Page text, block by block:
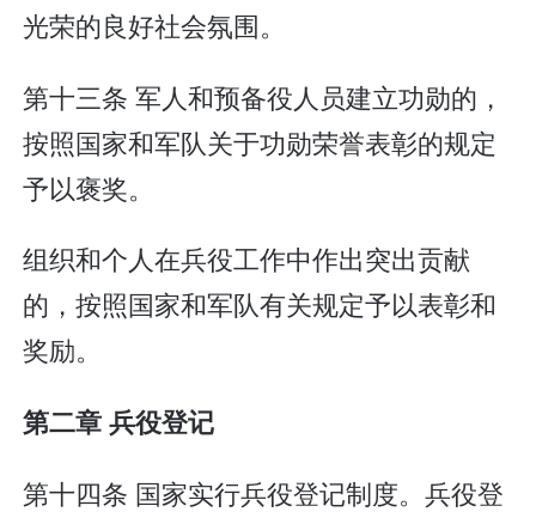
光荣的良好社会氛围。
第十三条 军人和预备役人员建立功勋的，
按照国家和军队关于功勋荣誉表彰的规定
予以褒奖。
组织和个人在兵役工作中作出突出贡献
的，按照国家和军队有关规定予以表彰和
奖励。
第二章 兵役登记
第十四条 国家实行兵役登记制度。兵役登